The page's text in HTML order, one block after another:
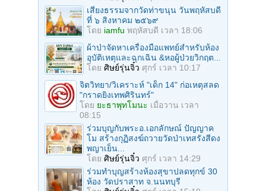
เสียงธรรมจากวัดท่าขนุน วันพฤหัสบดี
ที่ ๖ สิงหาคม ๒๕๖๙
โดย iamfu พฤหัสบดี เวลา 18:06
ผ้าป่าจัดหาเครื่องมือแพทย์สำหรับห้อง
อุบัติเหตุและฉุกเฉิน &หอผู้ป่วยวิกฤต...
โดย ศิษย์รุ่นจิ๋ว ศุกร์ เวลา 10:17
จิตวิทยา/วิเคราะห์ "เด็ก 14" ก่อเหตุสลด
"กราดยิงเทพศิรินทร์"
โดย ยะธาพุทโมนะ เมื่อวาน เวลา
08:15
ร่วมบุญกับพระอ.เอกลักษณ์ ปัญญาค
โม สร้างกุฏิสงฆ์ถวายวัดป่าเทสรังสีดง
พญาเย็น...
โดย ศิษย์รุ่นจิ๋ว ศุกร์ เวลา 14:29
ร่วมทําบุญสร้างห้องสุขาปลดทุกข์ 30
ห้อง วัดปราสาท จ.นนทบุรี